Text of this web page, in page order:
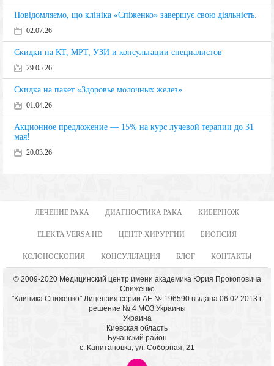
Повідомляємо, що клініка «Спіженко» завершує свою діяльність.
02.07.26
Скидки на КТ, МРТ, УЗИ и консультации специалистов
29.05.26
Скидка на пакет «Здоровье молочных желез»
01.04.26
Акционное предложение — 15% на курс лучевой терапии до 31
мая!
20.03.26
ЛЕЧЕНИЕ РАКА ДИАГНОСТИКА РАКА КИБЕРНОЖ
ELEKTA VERSA HD ЦЕНТР ХИРУРГИИ БИОПСИЯ
КОЛОНОСКОПИЯ КОНСУЛЬТАЦИЯ БЛОГ КОНТАКТЫ
© 2009-2020 Медицинский центр имени академика Юрия Прокоповича
Спиженко
"Клиника Спиженко" Лицензия серии АЕ № 196590 выдана 06.02.2013 г.
решение № 4 МОЗ Украины
Украина
Киевская область
Бучанский район
с. Капитановка, ул. Соборная, 21